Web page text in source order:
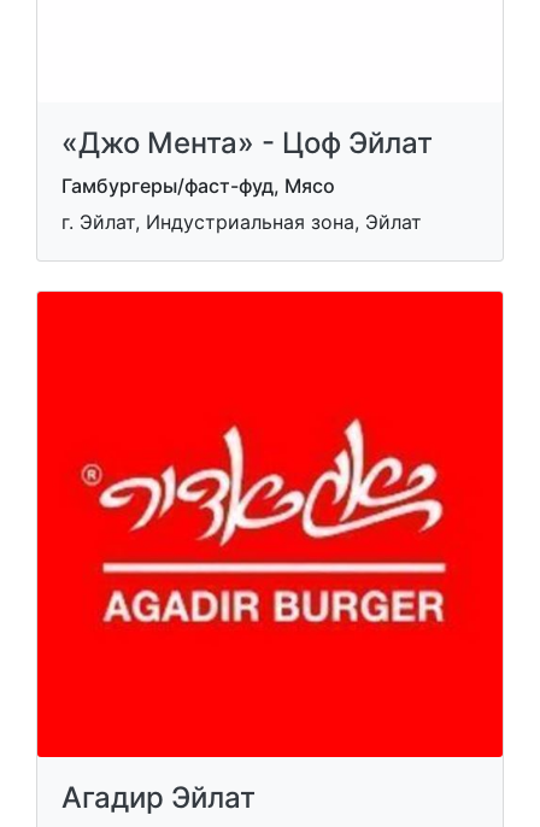
«Джо Мента» - Цоф Эйлат
Гамбургеры/фаст-фуд, Мясо
г. Эйлат, Индустриальная зона, Эйлат
Агадир Эйлат